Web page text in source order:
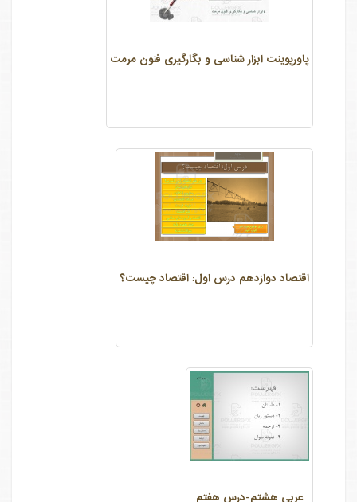
پاورپوینت ابزار شناسی و بگارگیری فنون مرمت
اقتصاد دوازدهم درس اول: اقتصاد چیست؟
عربی هشتم-درس هفتم